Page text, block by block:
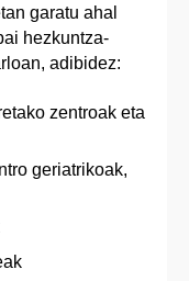
garatu ahal
hezkuntza-
adibidez:
zentroak eta
geriatrikoak,